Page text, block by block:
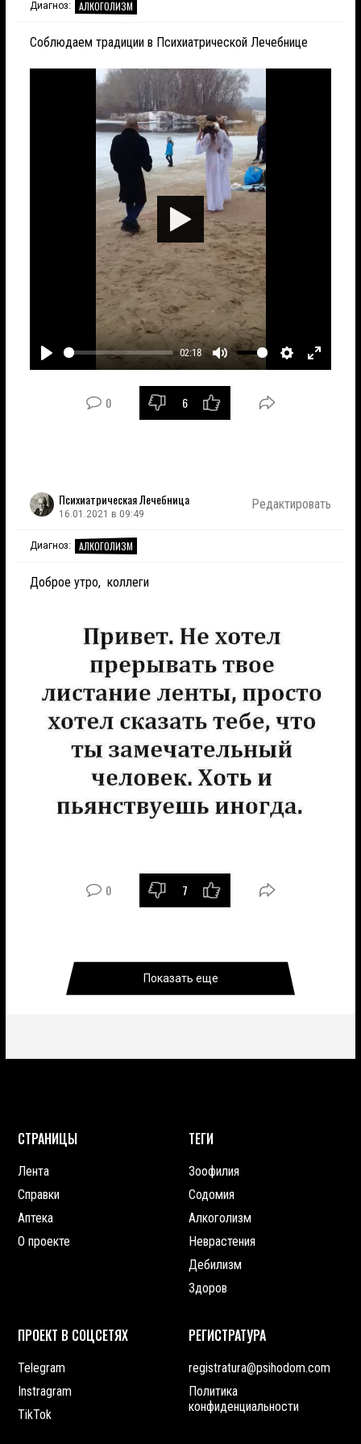
Диагноз: АЛКОГОЛИЗМ
Соблюдаем традиции в Психиатрической Лечебнице
Играть
02:18
Без
Настройки
Войти
Играть
0 6
Психиатрическая Лечебница
16.01.2021 в 09:49
Редактировать
Диагноз: АЛКОГОЛИЗМ
Доброе утро, коллеги
0 7
Показать еще
СТРАНИЦЫ
Лента
Справки
Аптека
О проекте
ТЕГИ
Зоофилия
Содомия
Алкоголизм
Неврастения
Дебилизм
Здоров
ПРОЕКТ В СОЦСЕТЯХ
Telegram
Instragram
TikTok
РЕГИСТРАТУРА
registratura@psihodom.com
Политика
конфиденциальности